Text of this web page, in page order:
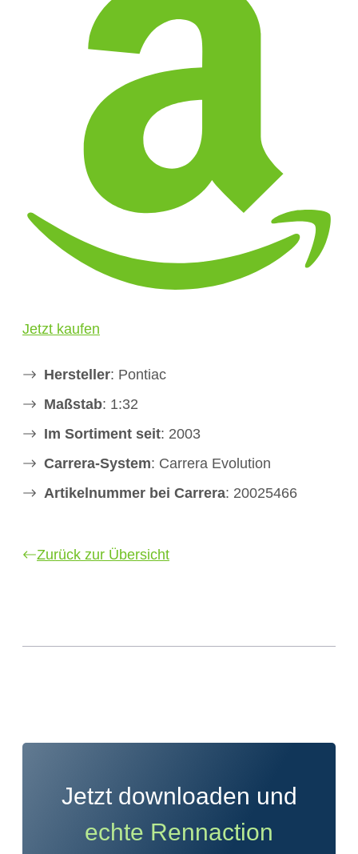
Jetzt kaufen
Hersteller: Pontiac
Maßstab: 1:32
Im Sortiment seit: 2003
Carrera-System: Carrera Evolution
Artikelnummer bei Carrera: 20025466
Zurück zur Übersicht
Jetzt downloaden und
echte Rennaction